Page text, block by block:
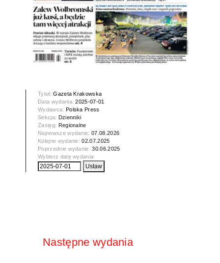
Tytuł:Gazeta Krakowska
Data wydania:2025-07-01
Wydawca: Polska Press
Sekcja: Dzienniki
Zasięg: Regionalne
Najnowsze wydanie:07.08.2026
Kolejne wydanie:02.07.2025
Poprzednie wydanie:30.06.2025
Wybierz datę wydania:
Następne wydania